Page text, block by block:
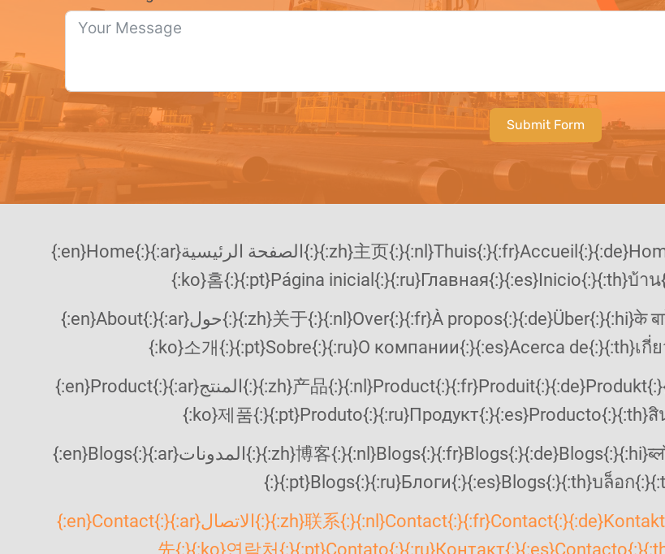
Submit Form
{:en}Home{:}{:ar}الصفحة الرئيسية{:}{:zh}主页{:}{:nl}Thuis{:}{:fr}Accueil{:}{:de}Home{:}{:hi}होम{:}{:id}Rumah{:}{:it}Casa{:}{:ja}ホーム{:}
{:ko}홈{:}{:pt}Página inicial{:}{:ru}Главная{:}{:es}Inicio{:}{:th}บ้า
{:en}About{:}{:ar}حول{:}{:zh}关于{:}{:nl}Over{:}{:fr}À propos{:}{:de}Über{:}{:hi}के बारे में{:}{:id}Tentang{:}{:it}Informazioni{:}{:ja}概要{:}
{:ko}소개{:}{:pt}Sobre{:}{:ru}О компании{:}{:es}Acerca de{:}{:th}เกี่
{:en}Product{:}{:ar}المنتج{:}{:zh}产品{:}{:nl}Product{:}{:fr}Produit{:}{:de}Produkt{:}{:hi}उत्पाद{:}{:id}Produk{:}{:it}Prodotto{:}{:ja}製品{:}
{:ko}제품{:}{:pt}Produto{:}{:ru}Продукт{:}{:es}Producto{:}{:th}
{:en}Blogs{:}{:ar}المدونات{:}{:zh}博客{:}{:nl}Blogs{:}{:fr}Blogs{:}{:de}Blogs{:}{:hi}ब्लॉग{:}{:id}Blog{:}{:it}Blog{:}{:ja}ブログ{:}{:ko}블로그
{:}{:pt}Blogs{:}{:ru}Блоги{:}{:es}Blogs{:}{:th}บล็อก
{:en}Contact{:}{:ar}الاتصال{:}{:zh}联系{:}{:nl}Contact{:}{:fr}Contact{:}{:de}Kontakt{:}{:hi}संपर्क{:}{:id}Kontak{:}{:it}Contatto{:}{:ja}連絡
先{:}{:ko}연락처